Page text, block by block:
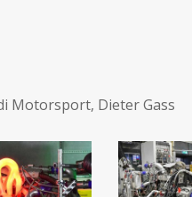
Motorsport, Dieter Gass